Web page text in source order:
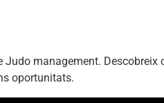
Judo management.
oportunitats.